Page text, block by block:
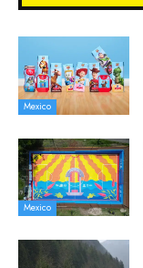
Mexico
Mexico